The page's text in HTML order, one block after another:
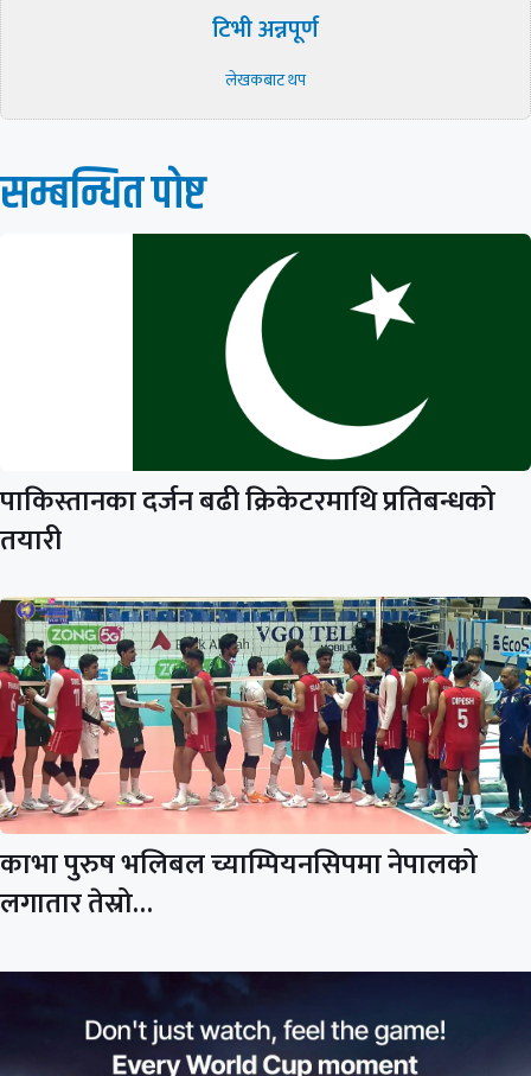
टिभी अन्नपूर्ण
लेखकबाट थप
सम्बन्धित पाेष्ट
पाकिस्तानका दर्जन बढी क्रिकेटरमाथि प्रतिबन्धको
तयारी
काभा पुरुष भलिबल च्याम्पियनसिपमा नेपालको
लगातार तेस्रो…